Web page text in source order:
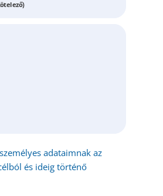
adataimnak az
és ideig történő